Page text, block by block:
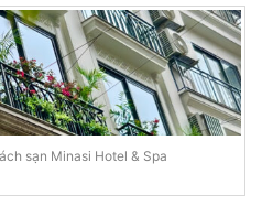
sạn Minasi Hotel & Spa